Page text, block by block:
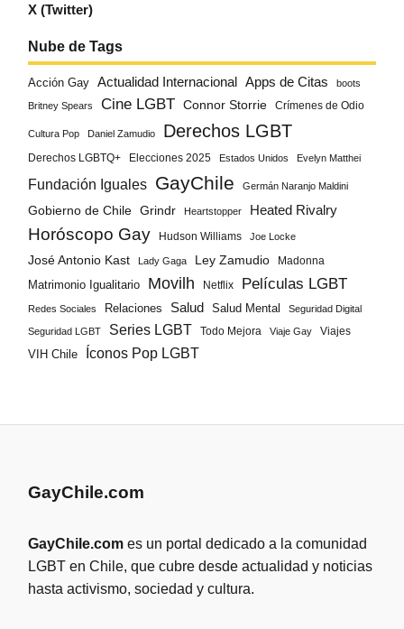
X (Twitter)
Nube de Tags
Acción Gay Actualidad Internacional Apps de Citas boots
Britney Spears Cine LGBT Connor Storrie Crímenes de Odio
Cultura Pop Daniel Zamudio Derechos LGBT
Derechos LGBTQ+ Elecciones 2025 Estados Unidos Evelyn Matthei
Fundación Iguales GayChile Germán Naranjo Maldini
Gobierno de Chile Grindr Heartstopper Heated Rivalry
Horóscopo Gay Hudson Williams Joe Locke
José Antonio Kast Lady Gaga Ley Zamudio Madonna
Matrimonio Igualitario Movilh Netflix Películas LGBT
Redes Sociales Relaciones Salud Salud Mental Seguridad Digital
Seguridad LGBT Series LGBT Todo Mejora Viaje Gay
Viajes
VIH Chile
Íconos Pop LGBT
GayChile.com
GayChile.com es un portal dedicado a la comunidad
LGBT en Chile, que cubre desde actualidad y noticias
hasta activismo, sociedad y cultura.